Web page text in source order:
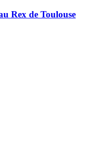
Rex de Toulouse